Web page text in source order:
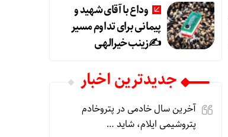
وداع با آقای شهید و
پیمانی برای تداوم مسیر
✍زینب خیرالهی
جديدترين اخبار
آخرین سال خادمی در پتروخادم
پتروشیمی ایلام، شاید …